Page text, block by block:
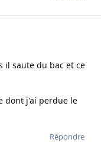
il saute du bac et ce
dont j'ai perdue le
Répondre